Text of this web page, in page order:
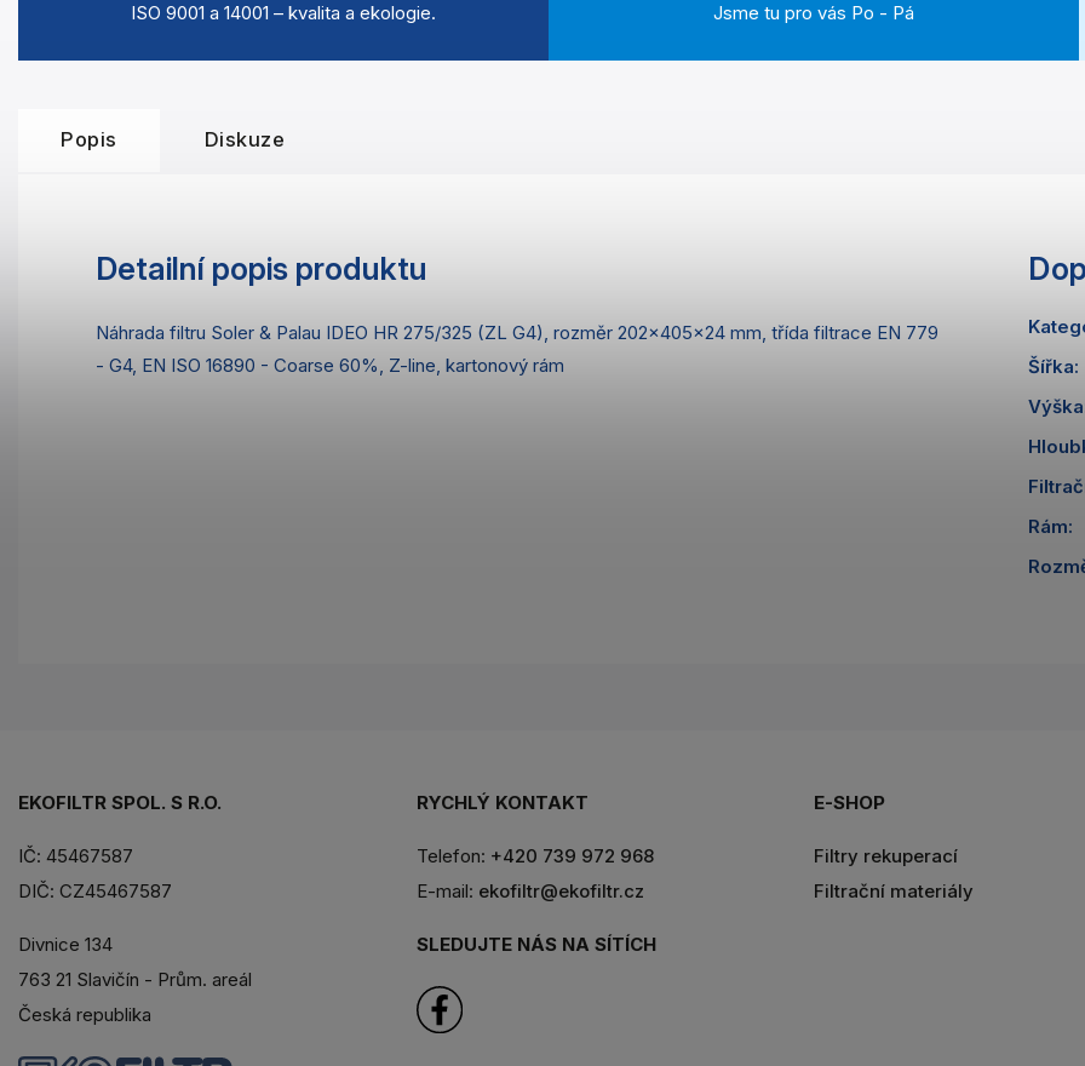
ISO 9001 a 14001 – kvalita a ekologie. Jsme tu pro vás Po - Pá
Popis Diskuze
Detailní popis produktu
Náhrada filtru Soler & Palau IDEO HR 275/325 (ZL G4), rozměr 202x405x24 mm, třída filtrace EN 779
- G4, EN ISO 16890 - Coarse 60%, Z-line, kartonový rám
Šířka:
Výška
Rám:
EKOFILTR SPOL. S R.O.
IČ: 45467587
DIČ: CZ45467587
Divnice 134
763 21 Slavičín - Prům. areál
Česká republika
RYCHLÝ KONTAKT
Telefon: +420 739 972 968
E-mail: ekofiltr@ekofiltr.cz
SLEDUJTE NÁS NA SÍTÍCH
E-SHOP
Filtry rekuperací
Filtrační materiály